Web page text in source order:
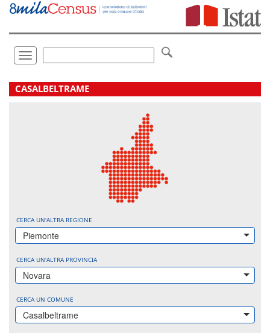
Vai
direttamente
Toggle
navigation
.
CASALBELTRAME
CERCA UN'ALTRA REGIONE
Piemonte
CERCA UN'ALTRA PROVINCIA
Novara
CERCA UN COMUNE
Casalbeltrame